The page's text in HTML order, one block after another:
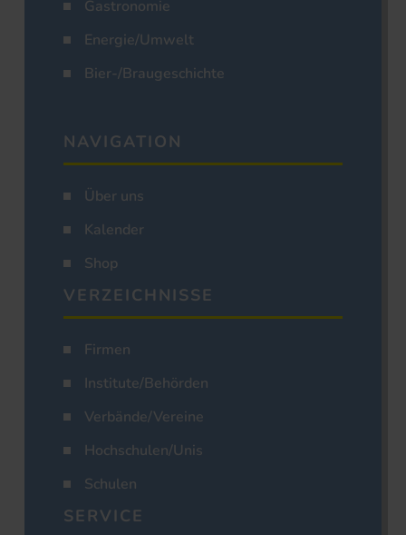
Gastronomie
Energie/Umwelt
Bier-/Braugeschichte
NAVIGATION
Über uns
Kalender
Shop
VERZEICHNISSE
Firmen
Institute/Behörden
Verbände/Vereine
Hochschulen/Unis
Schulen
SERVICE